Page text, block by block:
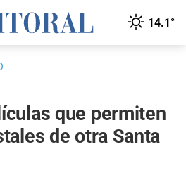
14.1°
que permiten
de otra Santa